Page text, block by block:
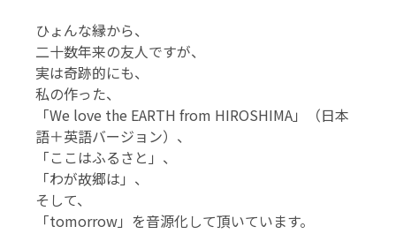
ひょんな縁から、
二十数年来の友人ですが、
実は奇跡的にも、
私の作った、
「We love the EARTH from HIROSHIMA」（日本
語＋英語バージョン）、
「ここはふるさと」、
「わが故郷は」、
そして、
「tomorrow」を音源化して頂いています。